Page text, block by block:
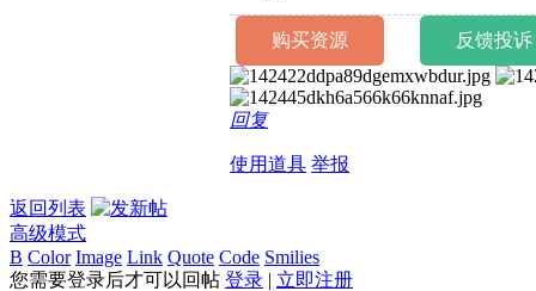
购买资源 反馈投诉
回复
使用道具 举报
返回列表
高级模式
B Color Image Link Quote Code Smilies
您需要登录后才可以回帖 登录 | 立即注册